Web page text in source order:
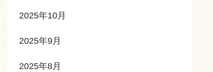
2025年10月
2025年9月
2025年8月